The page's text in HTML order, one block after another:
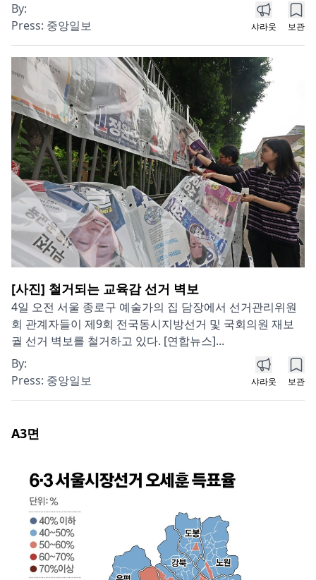
By:
Press: 중앙일보 샤라웃 보관
[사진] 철거되는 교육감 선거 벽보
4일 오전 서울 종로구 예술가의 집 담장에서 선거관리위원
회 관계자들이 제9회 전국동시지방선거 및 국회의원 재보
궐 선거 벽보를 철거하고 있다. [연합뉴스]...
By:
Press: 중앙일보 샤라웃 보관
A3면